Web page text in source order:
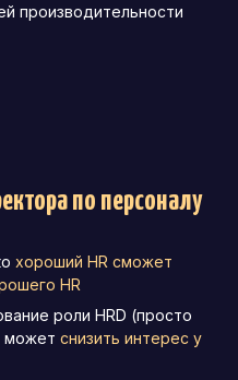
производительности
по персоналу
хороший HR сможет
HR
роли HRD (просто
может снизить интерес у